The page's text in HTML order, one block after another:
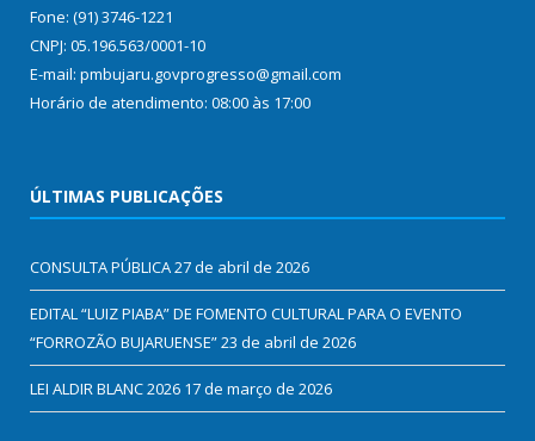
Fone: (91) 3746-1221
CNPJ: 05.196.563/0001-10
E-mail: pmbujaru.govprogresso@gmail.com
Horário de atendimento: 08:00 às 17:00
ÚLTIMAS PUBLICAÇÕES
CONSULTA PÚBLICA27 de abril de 2026
EDITAL “LUIZ PIABA” DE FOMENTO CULTURAL PARA O EVENTO
“FORROZÃO BUJARUENSE”23 de abril de 2026
LEI ALDIR BLANC 2026 17 de março de 2026